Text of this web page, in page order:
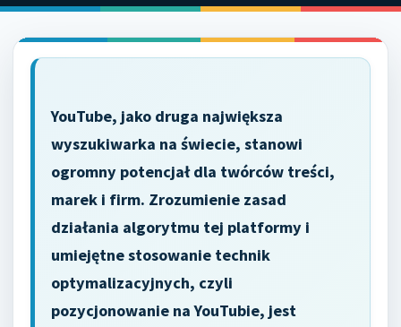
YouTube, jako druga największa
wyszukiwarka na świecie, stanowi
ogromny potencjał dla twórców treści,
marek i firm. Zrozumienie zasad
działania algorytmu tej platformy i
umiejętne stosowanie technik
optymalizacyjnych, czyli
pozycjonowanie na YouTubie, jest